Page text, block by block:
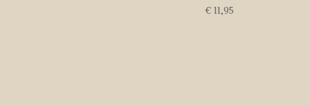
€ 11,95